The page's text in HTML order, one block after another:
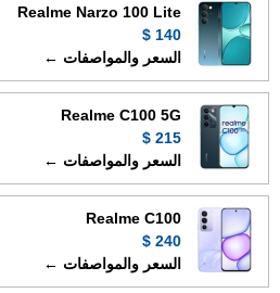
Realme Narzo 100 Lite
140 $
السعر والمواصفات ←
Realme C100 5G
215 $
السعر والمواصفات ←
Realme C100
240 $
السعر والمواصفات ←